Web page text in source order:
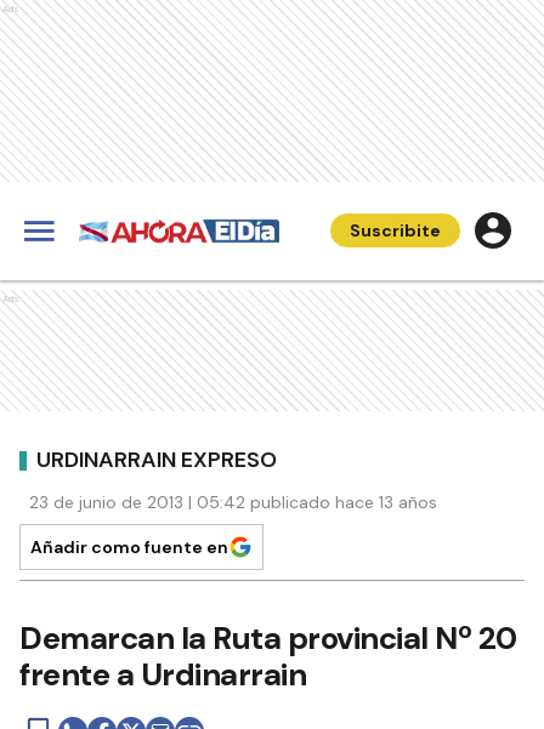
Ads
Suscribite
Ads
URDINARRAIN EXPRESO
23 de junio de 2013 | 05:42 publicado hace 13 años
Añadir como fuente en
Demarcan la Ruta provincial Nº 20
frente a Urdinarrain